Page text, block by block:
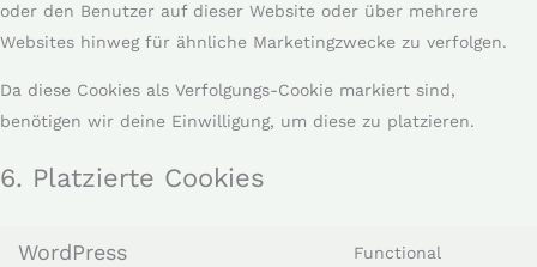
oder den Benutzer auf dieser Website oder über mehrere
Websites hinweg für ähnliche Marketingzwecke zu verfolgen.
Da diese Cookies als Verfolgungs-Cookie markiert sind,
benötigen wir deine Einwilligung, um diese zu platzieren.
6. Platzierte Cookies
WordPress Functional